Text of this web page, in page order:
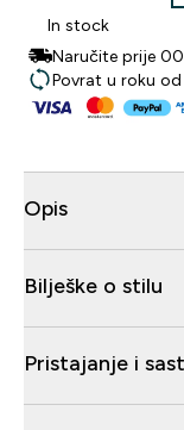
In stock
Naručite prije
Povrat u roku
Opis
Bilješke o stilu
Pristajanje i